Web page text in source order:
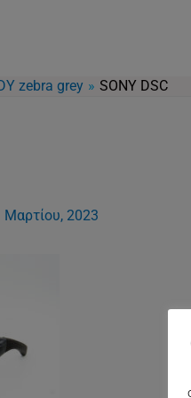
zebra grey SONY DSC
Μαρτίου, 2023